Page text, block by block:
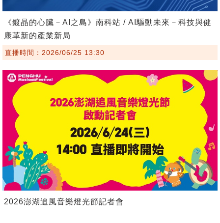
《鍍晶的心臟－AI之島》南科站 / AI驅動未來－科技與健
康革新的產業新局
直播時間：2026/06/25 13:30
2026澎湖追風音樂燈光節記者會